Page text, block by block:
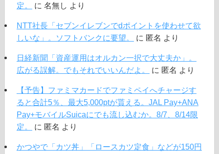
定。
に 名無し より
NTT社長「セブンイレブンでdポイントを使わせて欲
しいな」。ソフトバンクに要望。
に 匿名 より
日経新聞「資産運用はオルカン一択で大丈夫か」。
広がる誤解。でもそれでいいんだよ。
に 匿名 より
【予告】ファミマカードでファミペイへチャージす
ると合計5％、最大5,000ptが貰える。JAL Pay+ANA
Pay+モバイルSuicaにでも流し込むか。8/7、8/14限
定。
に 匿名 より
かつやで「カツ丼」「ロースカツ定食」などが150円